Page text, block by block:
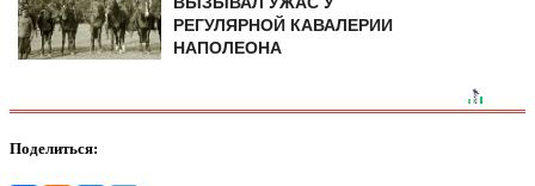
РЕГУЛЯРНОЙ КАВАЛЕРИИ
НАПОЛЕОНА
Поделиться: